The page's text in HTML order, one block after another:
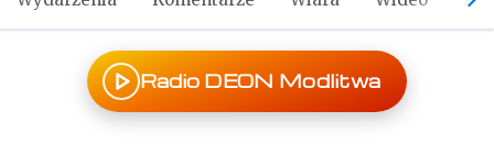
Radio DEON Modlitwa